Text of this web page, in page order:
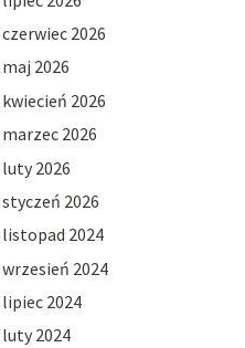
czerwiec 2026
maj 2026
kwiecień 2026
marzec 2026
luty 2026
styczeń 2026
listopad 2024
wrzesień 2024
lipiec 2024
luty 2024